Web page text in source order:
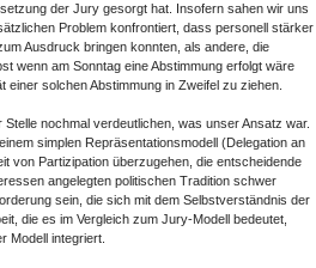
der Jury gesorgt hat. Insofern sahen wir uns
Problem konfrontiert, dass personell stärker
Ausdruck bringen konnten, als andere, die
wenn am Sonntag eine Abstimmung erfolgt wäre
solchen Abstimmung in Zweifel zu ziehen.
nochmal verdeutlichen, was unser Ansatz war.
simplen Repräsentationsmodell (Delegation an
von Partizipation überzugehen, die entscheidende
angelegten politischen Tradition schwer
sein, die sich mit dem Selbstverständnis der
die es im Vergleich zum Jury-Modell bedeutet,
Modell integriert.